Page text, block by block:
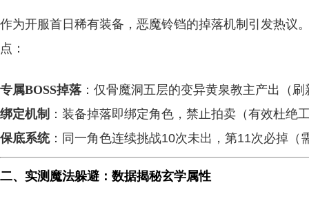
作为开服首日稀有装备，恶魔铃铛的掉落机制引发热议
点：
专属BOSS掉落 ：仅骨魔洞五层的变异黄泉教主产出（
绑定机制 ：装备掉落即绑定角色，禁止拍卖（有效杜绝
保底系统：同一角色连续挑战10次未出，第11次必掉（
二、实测魔法躲避：数据揭秘玄学属性